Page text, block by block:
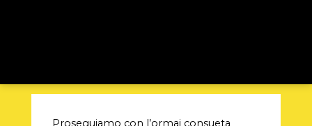
Proseguiamo con l’ormai consueta